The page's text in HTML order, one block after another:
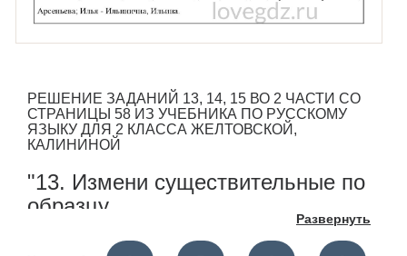
Развернуть
РЕШЕНИЕ ЗАДАНИЙ 13, 14, 15 ВО 2 ЧАСТИ СО
СТРАНИЦЫ 58 ИЗ УЧЕБНИКА ПО РУССКОМУ
ЯЗЫКУ ДЛЯ 2 КЛАССА ЖЕЛТОВСКОЙ,
КАЛИНИНОЙ
"13. Измени существительные по
образцу.